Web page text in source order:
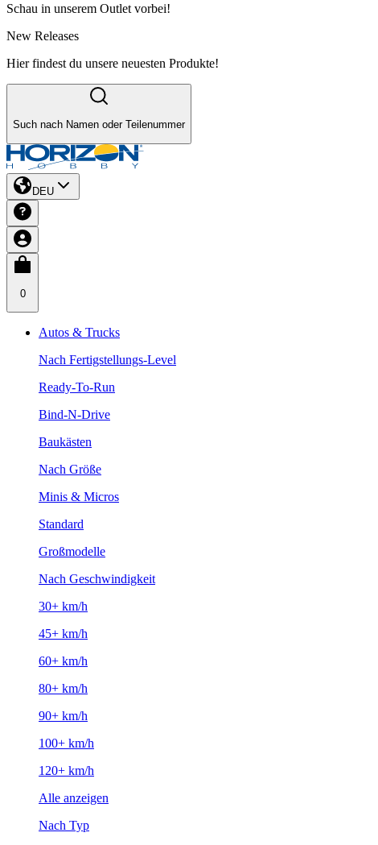
Schau in unserem Outlet vorbei!
New Releases
Hier findest du unsere neuesten Produkte!
Such nach Namen oder Teilenummer
DEU
0
Autos & Trucks
Nach Fertigstellungs-Level
Ready-To-Run
Bind-N-Drive
Baukästen
Nach Größe
Minis & Micros
Standard
Großmodelle
Nach Geschwindigkeit
30+ km/h
45+ km/h
60+ km/h
80+ km/h
90+ km/h
100+ km/h
120+ km/h
Alle anzeigen
Nach Typ